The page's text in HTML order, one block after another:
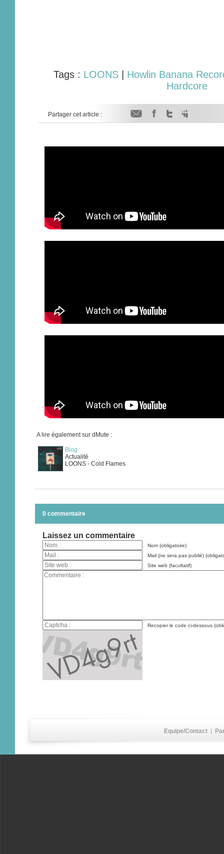
Tags : LOONS| Howlin Banana
Hardcore
Partager cet article :
A lire également sur dMute :
Blog
Actualité
LOONS - Cold Flames
0 commentaire
Laissez un commentaire
Nom (obligatoire)
Mail (ne sera pas publié)
Site web (facultatif)
Recopier le code ci-dessous
Equipe/Contact